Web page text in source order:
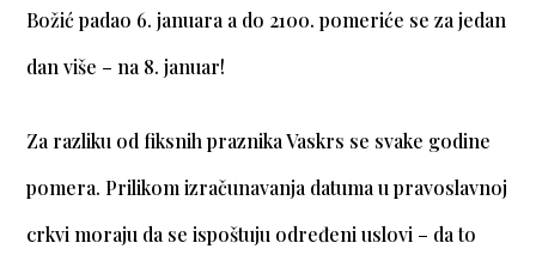
Božić padao 6. januara a do 2100. pomeriće se za jedan
dan više – na 8. januar!
Za razliku od fiksnih praznika Vaskrs se svake godine
pomera. Prilikom izračunavanja datuma u pravoslavnoj
crkvi moraju da se ispoštuju određeni uslovi – da to